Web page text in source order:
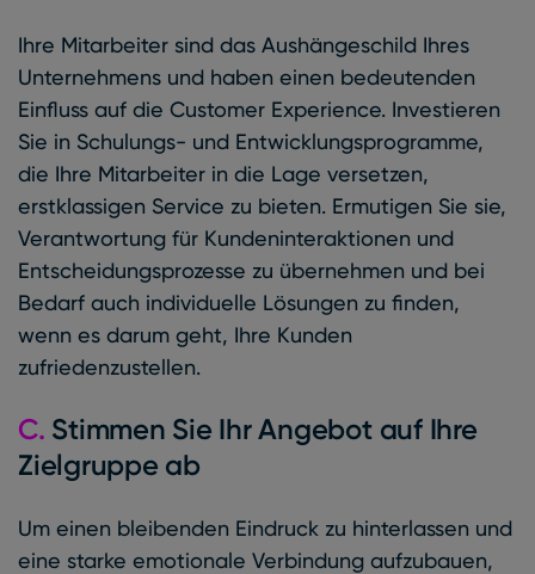
Ihre Mitarbeiter sind das Aushängeschild Ihres
Unternehmens und haben einen bedeutenden
Einfluss auf die Customer Experience. Investieren
Sie in Schulungs- und Entwicklungsprogramme,
die Ihre Mitarbeiter in die Lage versetzen,
erstklassigen Service zu bieten. Ermutigen Sie sie,
Verantwortung für Kundeninteraktionen und
Entscheidungsprozesse zu übernehmen und bei
Bedarf auch individuelle Lösungen zu finden,
wenn es darum geht, Ihre Kunden
zufriedenzustellen.
C. Stimmen Sie Ihr Angebot auf Ihre
Zielgruppe ab
Um einen bleibenden Eindruck zu hinterlassen und
eine starke emotionale Verbindung aufzubauen,